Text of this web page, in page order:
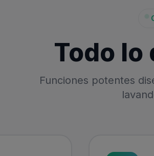
Todo lo
Funciones potentes